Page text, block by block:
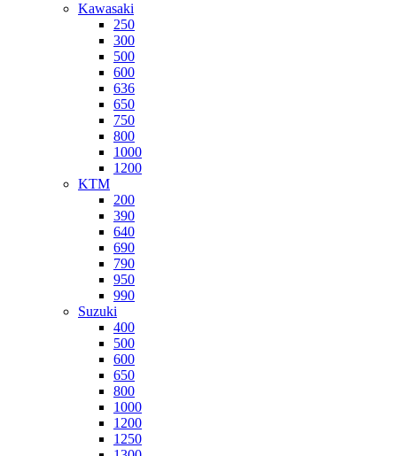
Kawasaki
250
300
500
600
636
650
750
800
1000
1200
KTM
200
390
640
690
790
950
990
Suzuki
400
500
600
650
800
1000
1200
1250